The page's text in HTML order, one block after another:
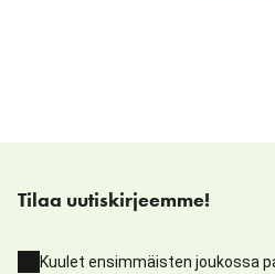
Tilaa uutiskirjeemme!
Kuulet ensimmäisten joukossa